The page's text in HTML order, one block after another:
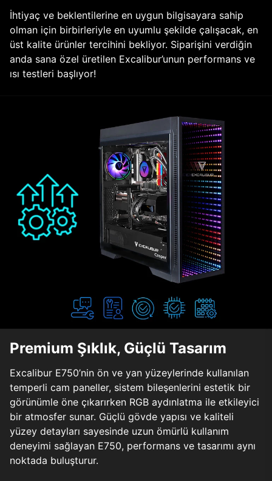
İhtiyaç ve beklentilerine en uygun bilgisayara sahip
olman için birbirleriyle en uyumlu şekilde çalışacak, en
üst kalite ürünler tercihini bekliyor. Siparişini verdiğin
anda sana özel üretilen Excalibur’unun performans ve
ısı testleri başlıyor!
Premium Şıklık, Güçlü Tasarım
Excalibur E750’nin ön ve yan yüzeylerinde kullanılan
temperli cam paneller, sistem bileşenlerini estetik bir
görünümle öne çıkarırken RGB aydınlatma ile etkileyici
bir atmosfer sunar. Güçlü gövde yapısı ve kaliteli
yüzey detayları sayesinde uzun ömürlü kullanım
deneyimi sağlayan E750, performans ve tasarımı aynı
noktada buluşturur.